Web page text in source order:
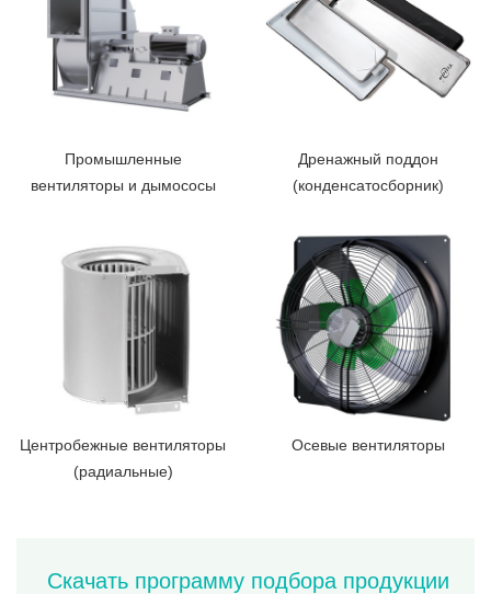
Промышленные
вентиляторы и дымососы
Дренажный поддон
(конденсатосборник)
Центробежные вентиляторы
(радиальные)
Осевые вентиляторы
Скачать программу подбора продукции